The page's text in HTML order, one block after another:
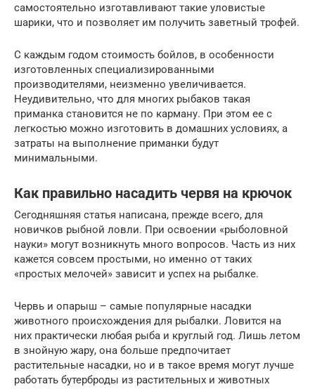
самостоятельно изготавливают такие уловистые
шарики, что и позволяет им получить заветный трофей.
С каждым годом стоимость бойлов, в особенности
изготовленных специализированными
производителями, неизменно увеличивается.
Неудивительно, что для многих рыбаков такая
приманка становится не по карману. При этом ее с
легкостью можно изготовить в домашних условиях, а
затраты на выполнение приманки будут
минимальными.
Как правильно насадить червя на крючок
Сегодняшняя статья написана, прежде всего, для
новичков рыбной ловли. При освоении «рыболовной
науки» могут возникнуть много вопросов. Часть из них
кажется совсем простыми, но именно от таких
«простых мелочей» зависит и успех на рыбалке.
Червь и опарыш – самые популярные насадки
животного происхождения для рыбалки. Ловится на
них практически любая рыба и круглый год. Лишь летом
в знойную жару, она больше предпочитает
растительные насадки, но и в такое время могут лучше
работать бутерброды из растительных и животных